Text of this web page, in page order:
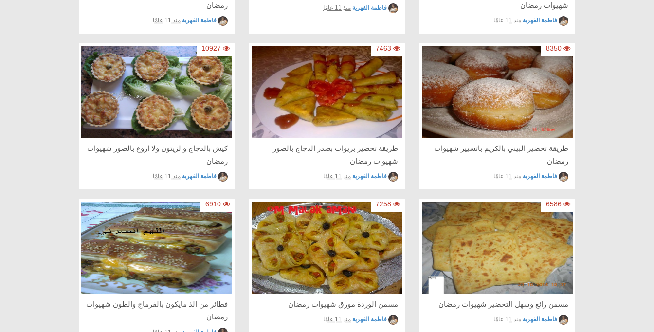
شهيوات رمضان
فاطمة الفهرية منذ 11 عامًا
فاطمة الفهرية منذ 11 عامًا
رمضان
فاطمة الفهرية منذ 11 عامًا
طريقة تحضير البيني بالكريم باتسيير شهيوات
رمضان
فاطمة الفهرية منذ 11 عامًا
طريقة تحضير بريوات بصدر الدجاج بالصور
شهيوات رمضان
فاطمة الفهرية منذ 11 عامًا
كيش بالدجاج والزيتون ولا اروع بالصور شهيوات
رمضان
فاطمة الفهرية منذ 11 عامًا
مسمن رائع وسهل التحضير شهيوات رمضان
فاطمة الفهرية منذ 11 عامًا
مسمن الوردة مورق شهيوات رمضان
فاطمة الفهرية منذ 11 عامًا
فطائر من الذ مايكون بالفرماج والطون شهيوات
رمضان